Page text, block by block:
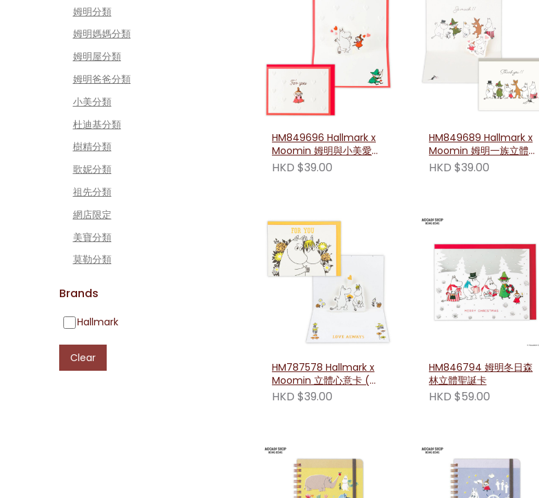
姆明分類
姆明媽媽分類
姆明屋分類
姆明爸爸分類
小美分類
杜迪基分類
樹精分類
歌妮分類
祖先分類
網店限定
美寶分類
莫勒分類
Brands
Hallmark
Clear
HM849696 Hallmark x
Moomin 姆明與小美愛心
壓紋心意卡
HKD $39.00
HM849689 Hallmark x
Moomin 姆明一族立體感
謝卡
HKD $39.00
HM787578 Hallmark x
Moomin 立體心意卡 (姆
明歌妮情人款)
HKD $39.00
HM846794 姆明冬日森
林立體聖誕卡
HKD $59.00